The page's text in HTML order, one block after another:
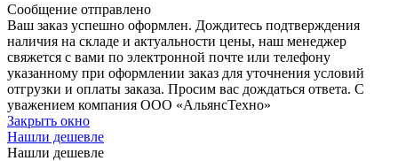
Сообщение отправлено
Ваш заказ успешно оформлен. Дождитесь подтверждения
наличия на складе и актуальности цены, наш менеджер
свяжется с вами по электронной почте или телефону
указанному при оформлении заказ для уточнения условий
отгрузки и оплаты заказа. Просим вас дождаться ответа. С
уважением компания ООО «АльянсТехно»
Закрыть окно
Нашли дешевле
Нашли дешевле